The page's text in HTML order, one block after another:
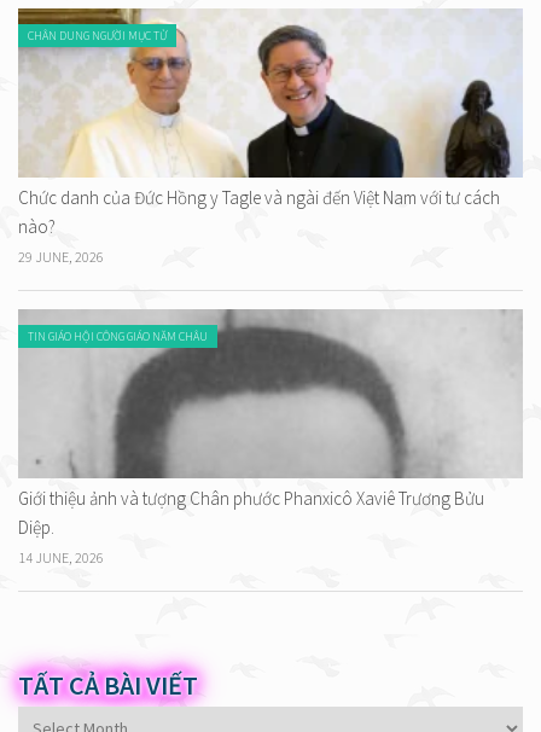
CHÂN DUNG NGƯỜI MỤC TỬ
Chức danh của Đức Hồng y Tagle và ngài đến Việt Nam với tư cách
nào?
29 JUNE, 2026
TIN GIÁO HỘI CÔNG GIÁO NĂM CHÂU
Giới thiệu ảnh và tượng Chân phước Phanxicô Xaviê Trương Bửu
Diệp.
14 JUNE, 2026
TẤT CẢ BÀI VIẾT
Tất